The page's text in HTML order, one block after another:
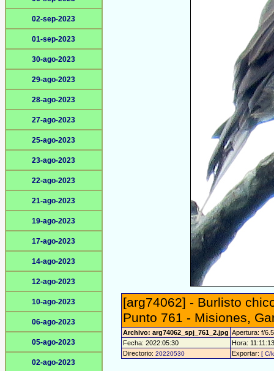
02-sep-2023
01-sep-2023
30-ago-2023
29-ago-2023
28-ago-2023
27-ago-2023
25-ago-2023
23-ago-2023
22-ago-2023
21-ago-2023
19-ago-2023
17-ago-2023
14-ago-2023
12-ago-2023
10-ago-2023
06-ago-2023
05-ago-2023
02-ago-2023
[arg74062] - Burlisto
Punto 761 - Misiones,
Archivo: arg74062_spj_761_2.jpg Apertura: f/6.5
Fecha: 2022:05:30
Hora:
Directorio: 20220530 Exportar: [ C/